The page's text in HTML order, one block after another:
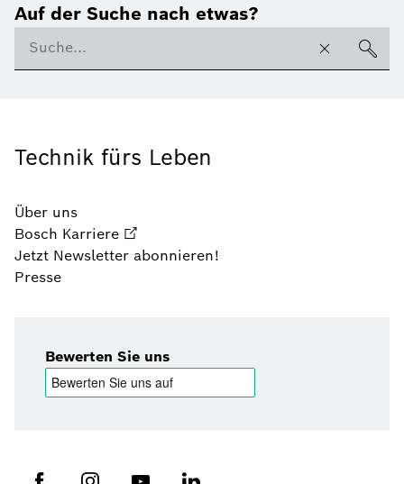
Auf der Suche nach etwas?
Technik fürs Leben
Über uns
Bosch Karriere
Jetzt Newsletter abonnieren!
Presse
Bewerten Sie uns